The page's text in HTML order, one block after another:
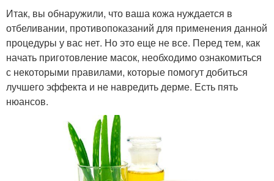
Итак, вы обнаружили, что ваша кожа нуждается в
отбеливании, противопоказаний для применения данной
процедуры у вас нет. Но это еще не все. Перед тем, как
начать приготовление масок, необходимо ознакомиться
с некоторыми правилами, которые помогут добиться
лучшего эффекта и не навредить дерме. Есть пять
нюансов.